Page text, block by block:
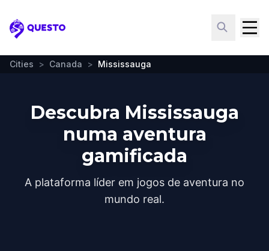
Questo
Cities > Canada > Mississauga
Descubra Mississauga
numa aventura
gamificada
A plataforma líder em jogos de aventura no
mundo real.